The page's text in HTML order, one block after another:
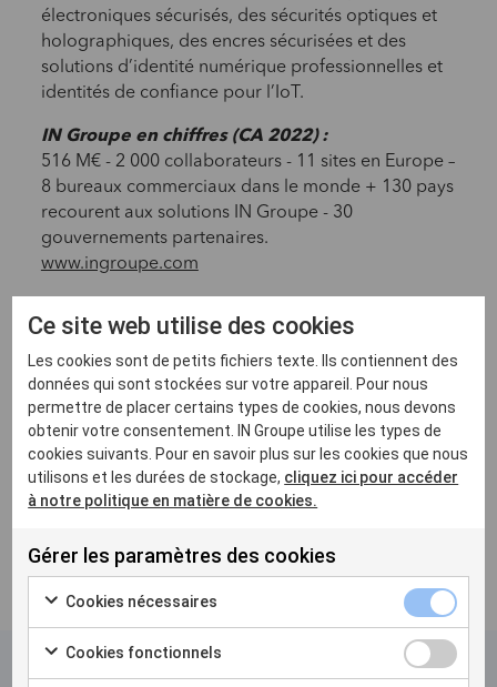
électroniques sécurisés, des sécurités optiques et
holographiques, des encres sécurisées et des
solutions d’identité numérique professionnelles et
identités de confiance pour l’IoT.
IN Groupe en chiffres (CA 2022) :
516 M€ - 2 000 collaborateurs - 11 sites en Europe –
8 bureaux commerciaux dans le monde + 130 pays
recourent aux solutions IN Groupe - 30
gouvernements partenaires.
www.ingroupe.com
Voir le communiqué de presse
Contact presse :
Romain Galesne-Fontaine,
Directeur des Relations institutionnelles et de la
Communication
media@ingroupe.com
Ce site web utilise des cookies
Les cookies sont de petits fichiers texte. Ils contiennent des
données qui sont stockées sur votre appareil. Pour nous
permettre de placer certains types de cookies, nous devons
obtenir votre consentement. IN Groupe utilise les types de
cookies suivants. Pour en savoir plus sur les cookies que nous
utilisons et les durées de stockage, cliquez ici pour accéder
à notre politique en matière de cookies.
Gérer les paramètres des cookies
Cookies nécessaires
Cookies fonctionnels